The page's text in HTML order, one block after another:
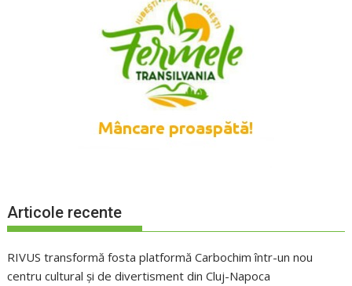
Articole recente
RIVUS transformă fosta platformă Carbochim într-un nou
centru cultural și de divertisment din Cluj-Napoca